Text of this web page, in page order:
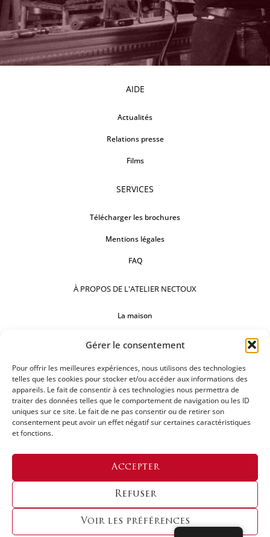
Gérer le consentement
Pour offrir les meilleures expériences, nous utilisons des technologies
telles que les cookies pour stocker et/ou accéder aux informations des
appareils. Le fait de consentir à ces technologies nous permettra de
traiter des données telles que le comportement de navigation ou les ID
uniques sur ce site. Le fait de ne pas consentir ou de retirer son
consentement peut avoir un effet négatif sur certaines caractéristiques
et fonctions.
Accepter
Refuser
Voir les préférences
AIDE
Actualités
Relations presse
Films
SERVICES
Télécharger les brochures
Mentions légales
FAQ
À PROPOS DE L'ATELIER NECTOUX
La maison
SUIVEZ-NOUS